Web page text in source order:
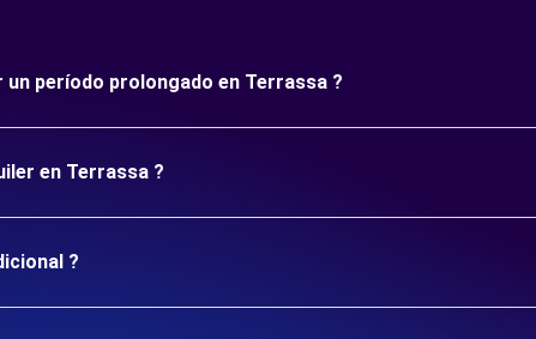
un período prolongado en Terrassa ?
en Terrassa ?
?